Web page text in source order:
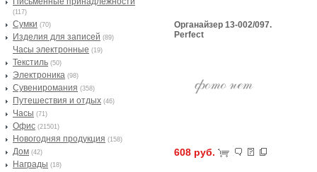
(117)
Сумки (70)
Изделия для записей (89)
Часы электронные (19)
Текстиль (50)
Электроника (98)
Сувениромания (358)
Путешествия и отдых (46)
Часы (71)
Офис (21501)
Новогодняя продукция (158)
Дом (42)
Награды (18)
Органайзер 13-002/097.
Perfect
608 руб.